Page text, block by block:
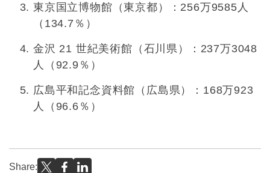
東京国立博物館（東京都）：256万9585人
（134.7％）
金沢 21 世紀美術館（石川県）：237万3048
人（92.9％）
広島平和記念資料館（広島県）：168万923
人（96.6％）
Share: